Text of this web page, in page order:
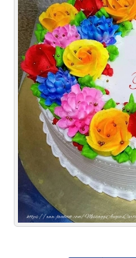
Cartoline giorni settimana
Cartoline musicali
Cartoline animate